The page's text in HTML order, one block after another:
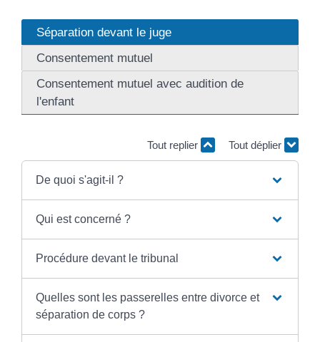
Séparation devant le juge
Consentement mutuel
Consentement mutuel avec audition de
l'enfant
Tout replier Tout déplier
De quoi s'agit-il ?
Qui est concerné ?
Procédure devant le tribunal
Quelles sont les passerelles entre divorce et
séparation de corps ?